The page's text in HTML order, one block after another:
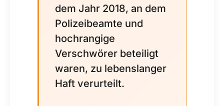
dem Jahr 2018, an dem
Polizeibeamte und
hochrangige
Verschwörer beteiligt
waren, zu lebenslanger
Haft verurteilt.